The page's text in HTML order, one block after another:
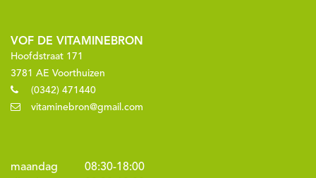
VOF DE VITAMINEBRON
Hoofdstraat 171
3781 AE Voorthuizen
(0342) 471440
vitaminebron@gmail.com
maandag 08:30-18:00